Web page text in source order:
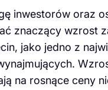
inwestorów oraz
znaczący wzrost
jako jedno z
na rosnące ceny